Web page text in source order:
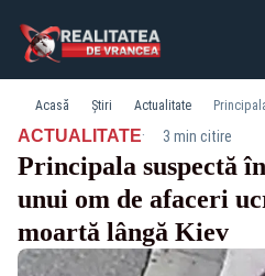
Acasă Știri Actualitate
ACTUALITATE· 3 min citire
Principala suspectă
unui om de afaceri
moartă lângă Kiev